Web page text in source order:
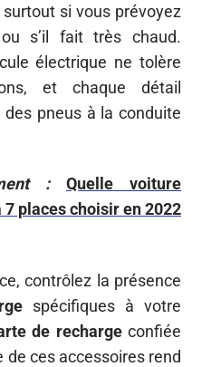
si vous prévoyez
s’il fait très chaud.
électrique ne tolère
et chaque détail
pneus à la conduite
:
Quelle voiture
places choisir en 2022
contrôlez la présence
spécifiques à votre
de rechargeconfiée
de ces accessoires rend